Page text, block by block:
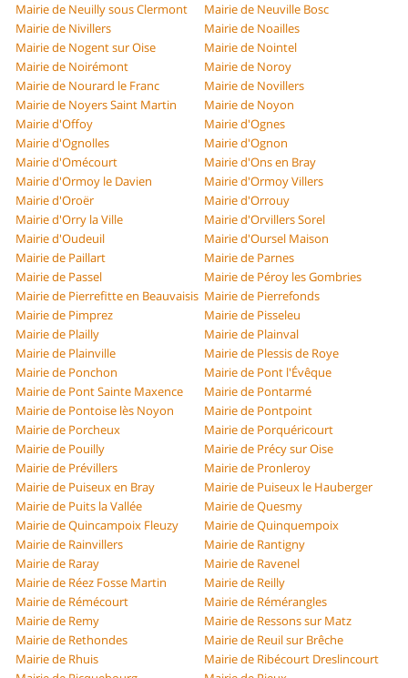
Mairie de Neuilly sous Clermont
Mairie de Neuville Bosc
Mairie de Nivillers
Mairie de Noailles
Mairie de Nogent sur Oise
Mairie de Nointel
Mairie de Noirémont
Mairie de Noroy
Mairie de Nourard le Franc
Mairie de Novillers
Mairie de Noyers Saint Martin
Mairie de Noyon
Mairie d'Offoy
Mairie d'Ognes
Mairie d'Ognolles
Mairie d'Ognon
Mairie d'Omécourt
Mairie d'Ons en Bray
Mairie d'Ormoy le Davien
Mairie d'Ormoy Villers
Mairie d'Oroër
Mairie d'Orrouy
Mairie d'Orry la Ville
Mairie d'Orvillers Sorel
Mairie d'Oudeuil
Mairie d'Oursel Maison
Mairie de Paillart
Mairie de Parnes
Mairie de Passel
Mairie de Péroy les Gombries
Mairie de Pierrefitte en Beauvaisis Mairie de Pierrefonds
Mairie de Pimprez
Mairie de Pisseleu
Mairie de Plailly
Mairie de Plainval
Mairie de Plainville
Mairie de Plessis de Roye
Mairie de Ponchon
Mairie de Pont l'Évêque
Mairie de Pont Sainte Maxence
Mairie de Pontarmé
Mairie de Pontoise lès Noyon
Mairie de Pontpoint
Mairie de Porcheux
Mairie de Porquéricourt
Mairie de Pouilly
Mairie de Précy sur Oise
Mairie de Prévillers
Mairie de Pronleroy
Mairie de Puiseux en Bray
Mairie de Puiseux le Hauberger
Mairie de Puits la Vallée
Mairie de Quesmy
Mairie de Quincampoix Fleuzy
Mairie de Quinquempoix
Mairie de Rainvillers
Mairie de Rantigny
Mairie de Raray
Mairie de Ravenel
Mairie de Réez Fosse Martin
Mairie de Reilly
Mairie de Rémécourt
Mairie de Rémérangles
Mairie de Remy
Mairie de Ressons sur Matz
Mairie de Rethondes
Mairie de Reuil sur Brêche
Mairie de Rhuis
Mairie de Ribécourt Dreslincourt